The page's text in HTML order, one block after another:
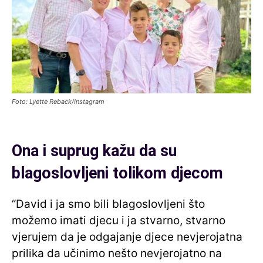
Foto: Lyette Reback/Instagram
Ona i suprug kažu da su
blagoslovljeni tolikom djecom
“David i ja smo bili blagoslovljeni što
možemo imati djecu i ja stvarno, stvarno
vjerujem da je odgajanje djece nevjerojatna
prilika da učinimo nešto nevjerojatno na